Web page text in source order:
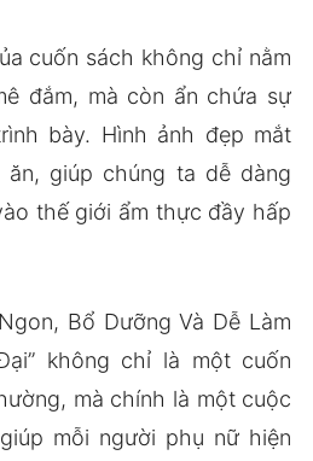
cuốn sách không chỉ nằm
đắm, mà còn ẩn chứa sự
bày. Hình ảnh đẹp mắt
giúp chúng ta dễ dàng
thế giới ẩm thực đầy hấp
Bổ Dưỡng Và Dễ Làm
không chỉ là một cuốn
mà chính là một cuộc
mỗi người phụ nữ hiện